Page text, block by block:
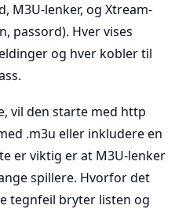
M3U-lenker, og Xtream-
passord). Hver vises
og hver kobler til
vil den starte med http
.m3u eller inkludere en
er viktig er at M3U-lenker
spillere. Hvorfor det
tegnfeil bryter listen og